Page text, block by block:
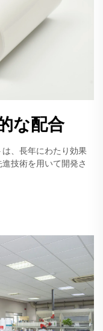
な配合
、長年にわたり効果
技術を用いて開発さ